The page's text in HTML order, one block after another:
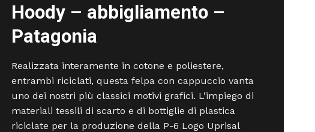
Hoody – abbigliamento –
Patagonia
Realizzata interamente in cotone e poliestere,
entrambi riciclati, questa felpa con cappuccio vanta
uno dei nostri più classici motivi grafici. L’impiego di
materiali tessili di scarto e di bottiglie di plastica
riciclate per la produzione della P-6 Logo Uprisal